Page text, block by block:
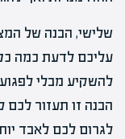
שלישי, הבנה של
עליכם לדעת כמה
להשקיע מבלי
הבנה זו תעזור
לגרום לכם לאבד